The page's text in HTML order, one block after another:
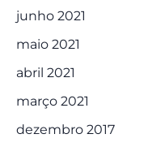
junho 2021
maio 2021
abril 2021
março 2021
dezembro 2017